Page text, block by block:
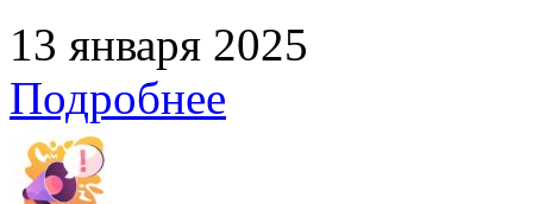
13 января 2025
Подробнее